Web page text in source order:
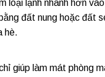
loại lạnh nhanh hơn
đất nung hoặc đất
hè.
giúp làm mát phòng